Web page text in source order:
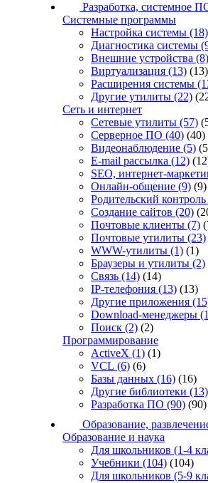
Разработка, системное
Системные программы
Настройка системы (18)
Диагностика системы
Внешние устройства (8)
Виртуализация (13) (13)
Расширения системы
Другие утилиты (22)
Сеть и интернет
Сетевые утилиты (57)
Серверное ПО (40) (40)
Видеонаблюдение (5)
E-mail рассылка (12)
SEO, интернет-
Онлайн-общение (9) (9)
Родительский контроль
Создание сайтов (20)
Почтовые клиенты (7)
Почтовые утилиты (23)
WWW-утилиты (1) (1)
Браузеры и утилиты (2)
Связь (14) (14)
IP-телефония (13) (13)
Другие приложения
Download-менеджеры
Поиск (2) (2)
Программирование
ActiveX (1) (1)
VCL (6) (6)
Базы данных (16) (16)
Другие библиотеки (13)
Разработка ПО (90) (90)
Образование,
Образование и наука
Для школьников (1-4
Учебники (104) (104)
Для школьников (5-9